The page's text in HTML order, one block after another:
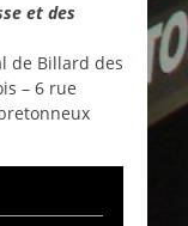
et des
de Billard des
– 6 rue